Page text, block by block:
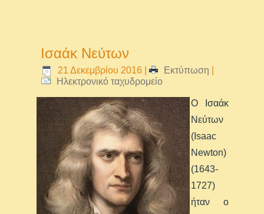
Ισαάκ Νεύτων
21 Δεκεμβρίου 2016 | Εκτύπωση
Ηλεκτρονικό ταχυδρομείο
Ο Ισαάκ
Νεύτων
(Isaac
Newton)
(1643-
1727)
ήταν ο